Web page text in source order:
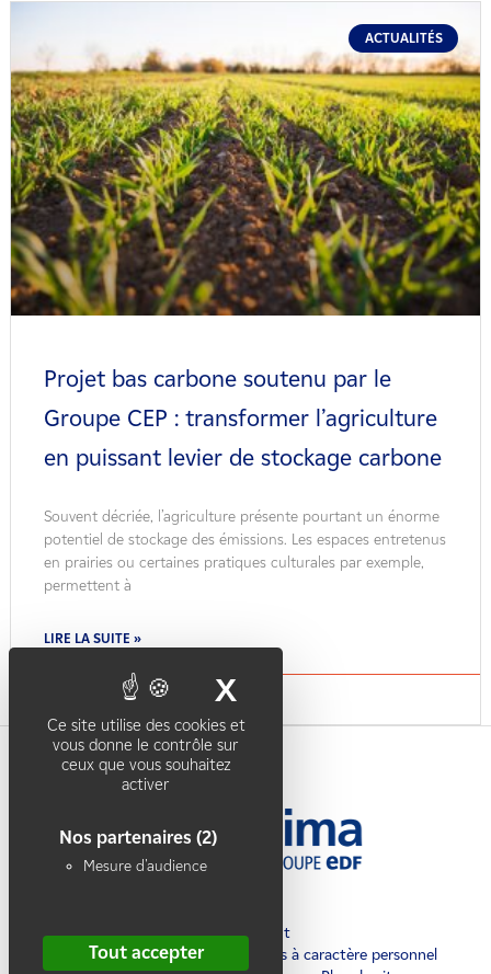
Ce site utilise des cookies et
vous donne le contrôle sur
ceux que vous souhaitez
activer
Nos partenaires (2)
Mesure d'audience
Tout accepter
X
ACTUALITÉS
Projet bas carbone soutenu par le
Groupe CEP : transformer l’agriculture
en puissant levier de stockage carbone
Souvent décriée, l’agriculture présente pourtant un énorme
potentiel de stockage des émissions. Les espaces entretenus
en prairies ou certaines pratiques culturales par exemple,
permettent à
LIRE LA SUITE »
Recrutement
Charte de protection des données à caractère personnel